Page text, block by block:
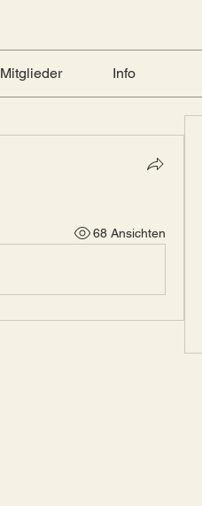
Mitglieder Info
68 Ansichten